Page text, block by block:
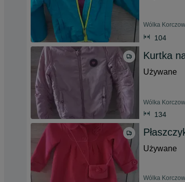
Wólka
104
Kurtka
Używane
Wólka
134
Używane
Wólka